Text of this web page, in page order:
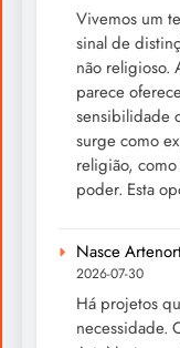
Vivemos um
sinal de
não religioso.
parece
sensibilidade
surge como
religião,
poder. Esta
Nasce
2026-07-30
Há projetos
necessidade.